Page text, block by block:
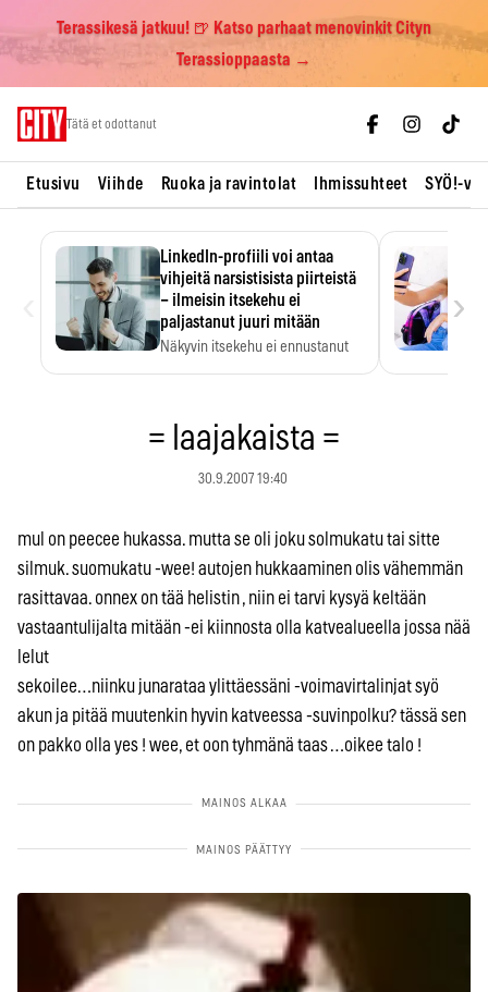
Terassikesä jatkuu! 🍺 Katso parhaat menovinkit Cityn
Terassioppaasta →
Tätä et odottanut
Etusivu Viihde Ruoka ja ravintolat Ihmissuhteet SYÖ!-
LinkedIn-profiili voi antaa
vihjeitä narsistisista piirteistä
– ilmeisin itsekehu ei
paljastanut juuri mitään
Näkyvin itsekehu ei ennustanut
›
= laajakaista =
30.9.2007 19:40
mul on peecee hukassa. mutta se oli joku solmukatu tai sitte
silmuk. suomukatu -wee! autojen hukkaaminen olis vähemmän
rasittavaa. onnex on tää helistin , niin ei tarvi kysyä keltään
vastaantulijalta mitään -ei kiinnosta olla katvealueella jossa nää
lelut
sekoilee…niinku junarataa ylittäessäni -voimavirtalinjat syö
akun ja pitää muutenkin hyvin katveessa -suvinpolku? tässä sen
on pakko olla yes ! wee, et oon tyhmänä taas …oikee talo !